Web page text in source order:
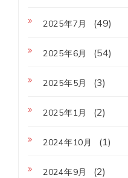
2025年7月 (49)
2025年6月 (54)
2025年5月 (3)
2025年1月 (2)
2024年10月 (1)
2024年9月 (2)